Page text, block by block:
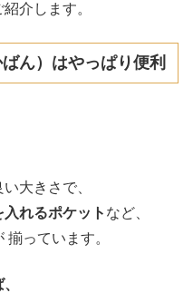
介します。
ん）はやっぱり便利
大きさで、
れるポケット など、
っています。